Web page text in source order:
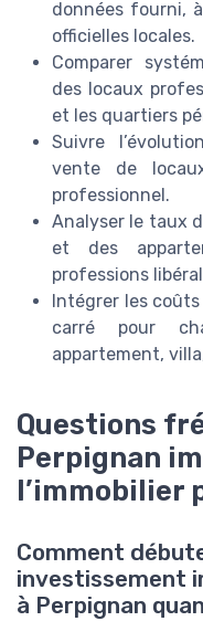
données fourni,
officielles locales.
Comparer
des locaux
et les quartiers
Suivre
vente de
professionnel.
Analyser le taux
et des
professions
Intégrer les
carré pour
appartement,
Questions
Perpignan
l’immobilier
Comment
investissement
à Perpignan